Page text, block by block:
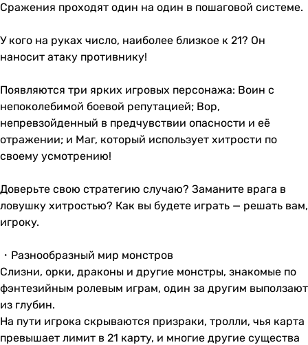
Сражения проходят один на один в пошаговой системе.
У кого на руках число, наиболее близкое к 21? Он
наносит атаку противнику!
Появляются три ярких игровых персонажа: Воин с
непоколебимой боевой репутацией; Вор,
непревзойденный в предчувствии опасности и её
отражении; и Маг, который использует хитрости по
своему усмотрению!
Доверьте свою стратегию случаю? Заманите врага в
ловушку хитростью? Как вы будете играть — решать вам,
игроку.
・Разнообразный мир монстров
Слизни, орки, драконы и другие монстры, знакомые по
фэнтезийным ролевым играм, один за другим выползают
из глубин.
На пути игрока скрываются призраки, тролли, чья карта
превышает лимит в 21 карту, и многие другие существа